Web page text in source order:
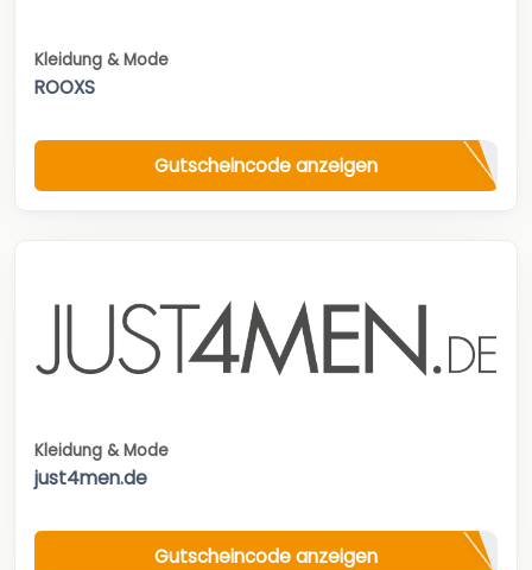
Kleidung & Mode
ROOXS
Gutscheincode anzeigen
Kleidung & Mode
just4men.de
Gutscheincode anzeigen